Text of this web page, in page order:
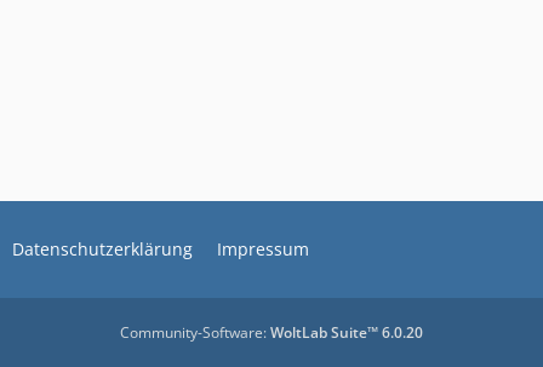
Datenschutzerklärung Impressum
Community-Software:WoltLab Suite™ 6.0.20